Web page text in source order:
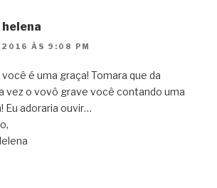
ÀS 9:08 PM
você é uma graça! Tomara que da
vez o vovô grave você contando uma
Eu adoraria ouvir…